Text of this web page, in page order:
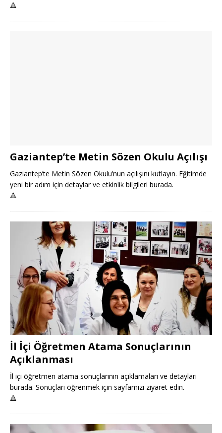
🔺
Gaziantep’te Metin Sözen Okulu Açılışı
Gaziantep’te Metin Sözen Okulu’nun açılışını kutlayın. Eğitimde
yeni bir adım için detaylar ve etkinlik bilgileri burada.
🔺
İl İçi Öğretmen Atama Sonuçlarının
Açıklanması
İl içi öğretmen atama sonuçlarının açıklamaları ve detayları
burada. Sonuçları öğrenmek için sayfamızı ziyaret edin.
🔺